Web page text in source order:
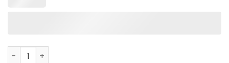
Količina Fizzy X-Space 100K Puffs Disposable Vape